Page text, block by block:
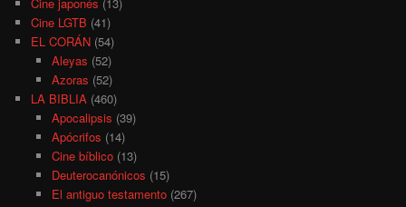
Cine LGTB (41)
EL CORÁN (54)
Aleyas (52)
Azoras (52)
LA BIBLIA (460)
Apocalipsis (39)
Apócrifos (14)
Cine bíblico(13)
Deuterocanónicos (15)
El antiguo testamento(267)